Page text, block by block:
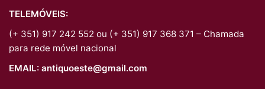
TELEMÓVEIS:
(+ 351) 917 242 552 ou (+ 351) 917 368 371 – Chamada
para rede móvel nacional
EMAIL: antiquoeste@gmail.com